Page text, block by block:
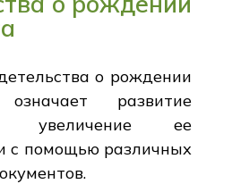
о рождении
развитие
увеличение ее
с помощью различных